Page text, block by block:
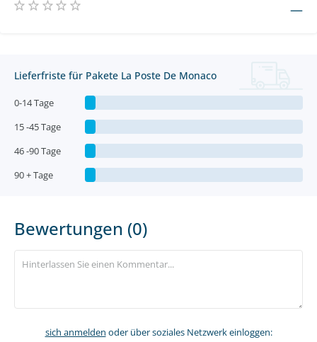
—
Lieferfriste für Pakete La Poste De Monaco
0-14 Tage
15 -45 Tage
46 -90 Tage
90 + Tage
Bewertungen (0)
sich anmelden oder über soziales Netzwerk einloggen: